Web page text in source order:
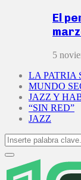
El
5
LA PATRIA
MUNDO
JAZZ Y
“SIN RED”
JAZZ
Search
for:
Primary
Menu